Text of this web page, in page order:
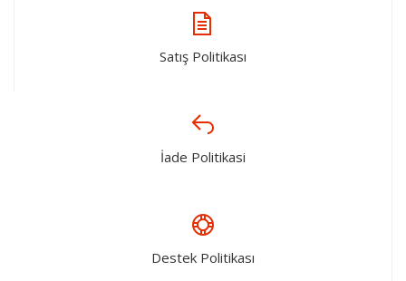
Satış Politikası
İade Politikasi
Destek Politikası